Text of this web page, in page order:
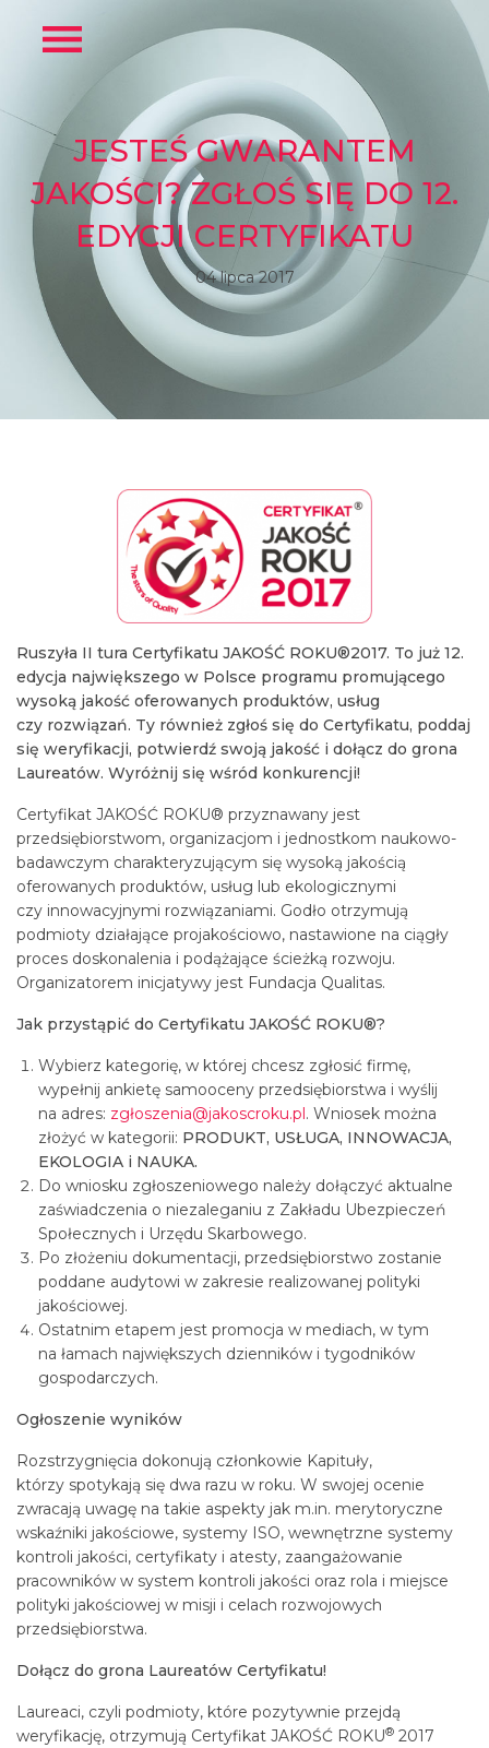
JESTEŚ GWARANTEM
JAKOŚCI? ZGŁOŚ SIĘ DO 12.
EDYCJI CERTYFIKATU
04 lipca 2017
Ruszyła II tura Certyfikatu JAKOŚĆ ROKU®2017. To już 12.
edycja największego w Polsce programu promującego
wysoką jakość oferowanych produktów, usług
czy rozwiązań. Ty również zgłoś się do Certyfikatu, poddaj
się weryfikacji, potwierdź swoją jakość i dołącz do grona
Laureatów. Wyróżnij się wśród konkurencji!
Certyfikat JAKOŚĆ ROKU® przyznawany jest
przedsiębiorstwom, organizacjom i jednostkom naukowo-
badawczym charakteryzującym się wysoką jakością
oferowanych produktów, usług lub ekologicznymi
czy innowacyjnymi rozwiązaniami. Godło otrzymują
podmioty działające projakościowo, nastawione na ciągły
proces doskonalenia i podążające ścieżką rozwoju.
Organizatorem inicjatywy jest Fundacja Qualitas.
Jak przystąpić do Certyfikatu JAKOŚĆ ROKU®?
Wybierz kategorię, w której chcesz zgłosić firmę,
wypełnij ankietę samooceny przedsiębiorstwa i wyślij
na adres: zgłoszenia@jakoscroku.pl. Wniosek można
złożyć w kategorii: PRODUKT, USŁUGA, INNOWACJA,
EKOLOGIA i NAUKA.
Do wniosku zgłoszeniowego należy dołączyć aktualne
zaświadczenia o niezaleganiu z Zakładu Ubezpieczeń
Społecznych i Urzędu Skarbowego.
Po złożeniu dokumentacji, przedsiębiorstwo zostanie
poddane audytowi w zakresie realizowanej polityki
jakościowej.
Ostatnim etapem jest promocja w mediach, w tym
na łamach największych dzienników i tygodników
gospodarczych.
Ogłoszenie wyników
Rozstrzygnięcia dokonują członkowie Kapituły,
którzy spotykają się dwa razu w roku. W swojej ocenie
zwracają uwagę na takie aspekty jak m.in. merytoryczne
wskaźniki jakościowe, systemy ISO, wewnętrzne systemy
kontroli jakości, certyfikaty i atesty, zaangażowanie
pracowników w system kontroli jakości oraz rola i miejsce
polityki jakościowej w misji i celach rozwojowych
przedsiębiorstwa.
Dołącz do grona Laureatów Certyfikatu!
Laureaci, czyli podmioty, które pozytywnie przejdą
weryfikację, otrzymują Certyfikat JAKOŚĆ ROKU® 2017